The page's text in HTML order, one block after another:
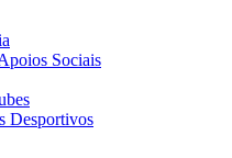
Sociais
Desportivos